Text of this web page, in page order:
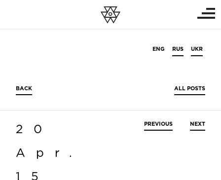
ENG RUS UKR
BACK ALL POSTS
20
Apr.
15
PREVIOUS NEXT